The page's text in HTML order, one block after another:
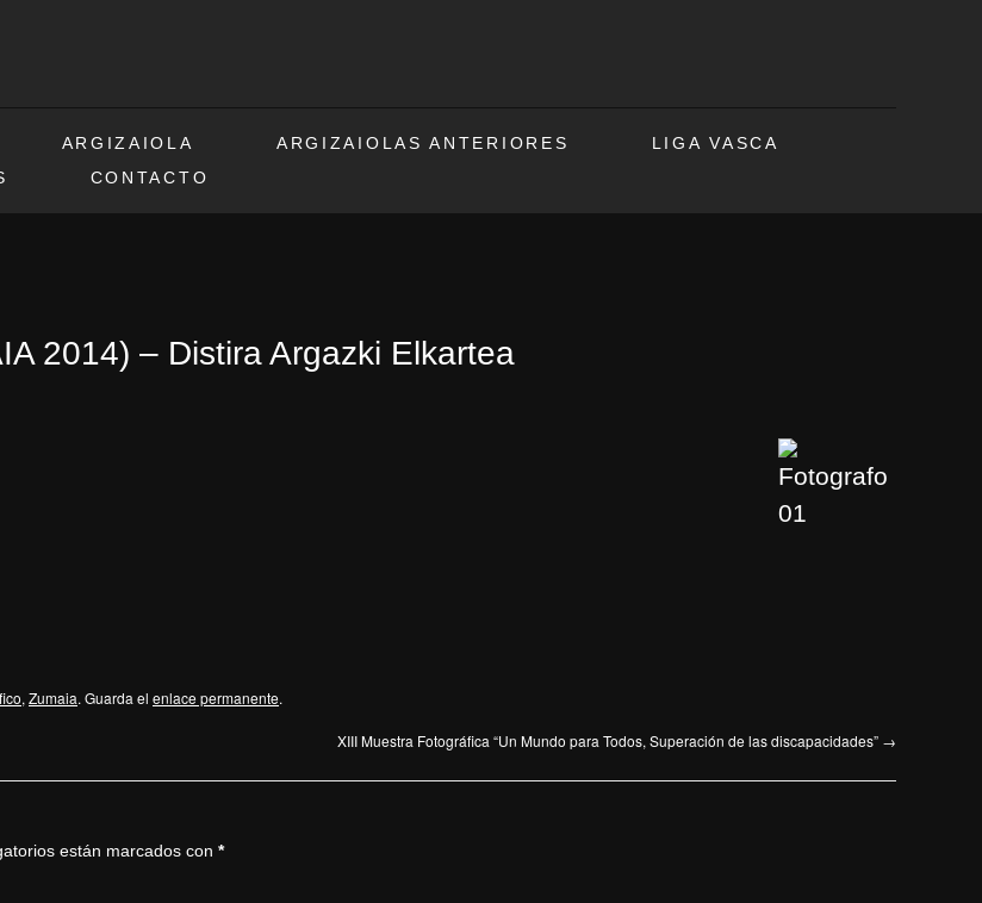
ARGIZAIOLA ARGIZAIOLAS ANTERIORES
LIGA VASCA
CONTACTO
2014) – Distira Argazki Elkartea
, Zumaia. Guarda el enlace permanente.
XIII Muestra Fotográfica “Un Mundo para Todos, Superación de las discapacidades” →
están marcados con *